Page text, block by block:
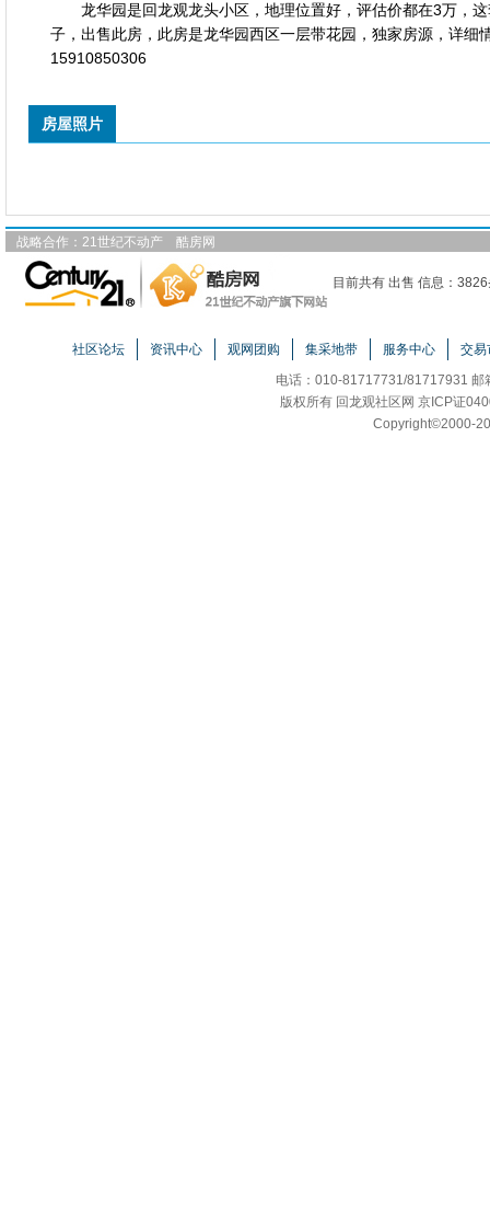
龙华园是回龙观龙头小区，地理位置好，评估价都在3万，
子，出售此房，此房是龙华园西区一层带花园，独家房源，详细
15910850306
房屋照片
战略合作： 21世纪不动产 酷房网
目前共有 出售 信息：
社区论坛 资讯中心 观网团购 集采地带 服务中心
交易
电话：010-81717731/81717931 邮
版权所有 回龙观社区网 京ICP证
Copyright©2000-